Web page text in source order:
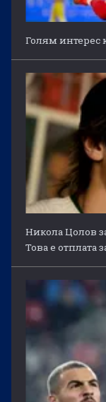
Голям
Никола Цолов
Това е отплата